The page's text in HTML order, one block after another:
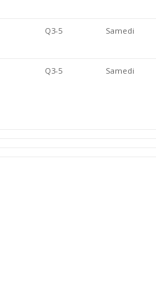
Q3-5 Samedi
Q3-5 Samedi